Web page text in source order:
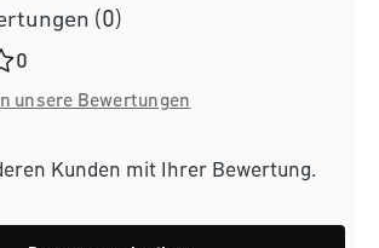
(0)
Bewertung von 0 von 5 Sternen
0
unsere Bewertungen
Kunden mit Ihrer Bewertung.